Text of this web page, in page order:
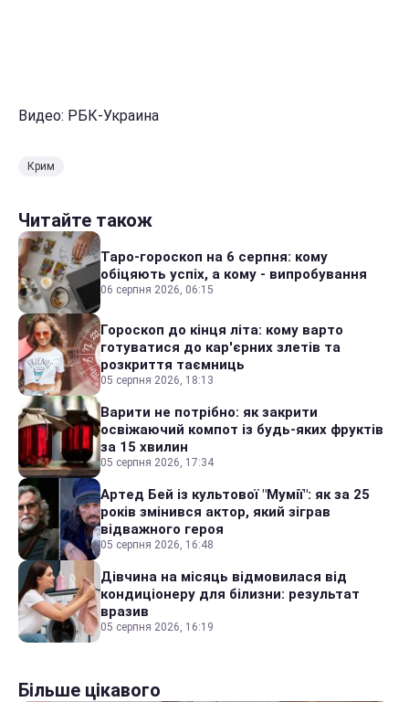
Видео: РБК-Украина
Крим
Читайте також
Таро-гороскоп на 6 серпня: кому
обіцяють успіх, а кому - випробування
06 серпня 2026, 06:15
Гороскоп до кінця літа: кому варто
готуватися до кар'єрних злетів та
розкриття таємниць
05 серпня 2026, 18:13
Варити не потрібно: як закрити
освіжаючий компот із будь-яких фруктів
за 15 хвилин
05 серпня 2026, 17:34
Артед Бей із культової "Мумії": як за 25
років змінився актор, який зіграв
відважного героя
05 серпня 2026, 16:48
Дівчина на місяць відмовилася від
кондиціонеру для білизни: результат
вразив
05 серпня 2026, 16:19
Більше цікавого